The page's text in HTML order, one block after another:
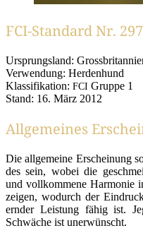
FCI-Standard Nr. 297
Ursprungs­land:
Ver­wen­dung: Herdenhund
Klas­si­fi­ka­ti­on: FCI Grup­pe 1
Stand: 16. März 2012
Allgemeines
Die all­ge­mei­ne Erschei­nung
des sein, wobei die
und voll­kom­me­ne Har­mo­nie
zei­gen, wodurch der
ern­der Leis­tung fähig ist.
Schwä­che ist unerwünscht.